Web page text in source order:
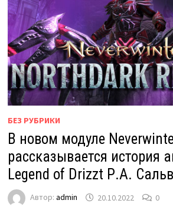
БЕЗ РУБРИКИ
В новом модуле
рассказывается история
Legend of Drizzt Р.А.
Автор: admin 20.10.2022 0